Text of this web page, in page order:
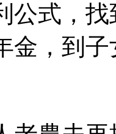
公式，
金，到